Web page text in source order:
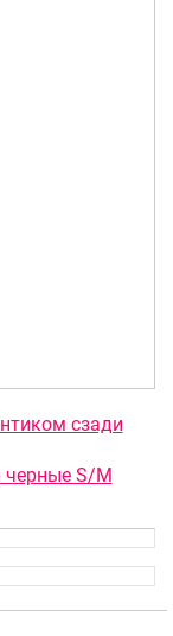
сзади
черные S/M